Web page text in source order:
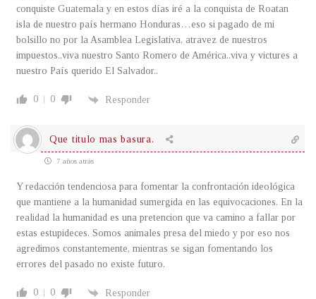
conquiste Guatemala y en estos días iré a la conquista de Roatan
isla de nuestro país hermano Honduras…eso si pagado de mi
bolsillo no por la Asamblea Legislativa, atravez de nuestros
impuestos..viva nuestro Santo Romero de América..viva y victures a
nuestro País querido El Salvador..
0 0 Responder
Que titulo mas basura.
7 años atrás
Y redacción tendenciosa para fomentar la confrontación ideológica
que mantiene a la humanidad sumergida en las equivocaciones. En la
realidad la humanidad es una pretencion que va camino a fallar por
estas estupideces. Somos animales presa del miedo y por eso nos
agredimos constantemente, mientras se sigan fomentando los
errores del pasado no existe futuro.
0 0 Responder